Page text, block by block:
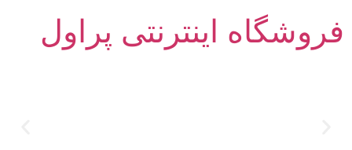
فروشگاه اینترنتی پراول